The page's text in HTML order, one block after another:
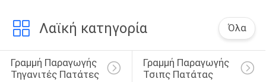
Λαϊκή κατηγορία Όλα
Γραμμή Παραγωγής
Τηγανιτές Πατάτες
Γραμμή Παραγωγής
Τσιπς Πατάτας